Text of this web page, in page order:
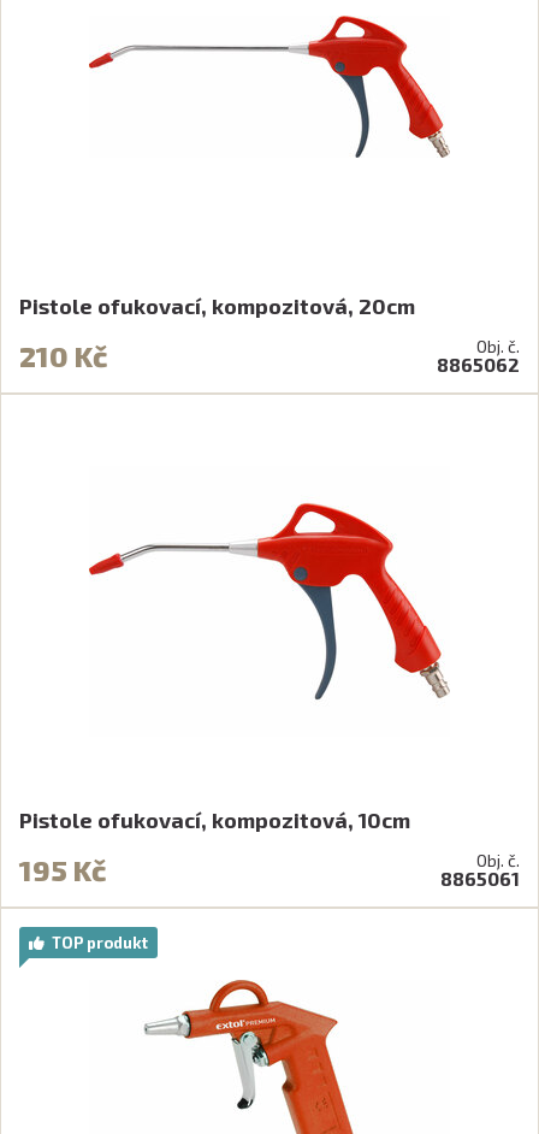
Pistole ofukovací, kompozitová, 20cm
210 Kč Obj. č.
8865062
Pistole ofukovací, kompozitová, 10cm
195 Kč Obj. č.
8865061
TOP produkt